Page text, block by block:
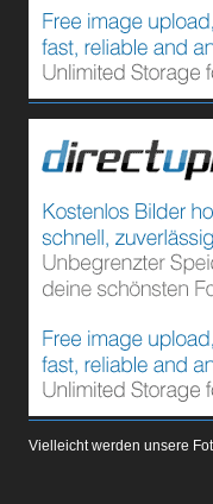
Vielleicht werden unsere